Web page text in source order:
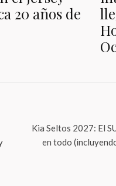
20 años de
Kia Seltos 2027: El
en todo